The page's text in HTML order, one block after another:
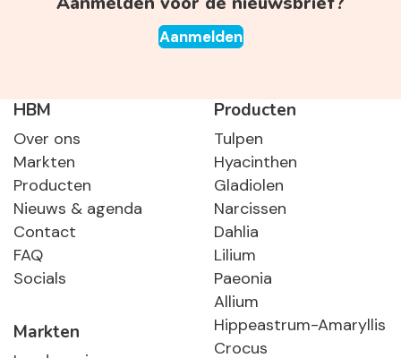
Aanmelden
HBM
Over ons
Markten
Producten
Nieuws & agenda
Contact
FAQ
Socials
Markten
Producten
Tulpen
Hyacinthen
Gladiolen
Narcissen
Dahlia
Lilium
Paeonia
Allium
Hippeastrum-Amaryllis
Crocus